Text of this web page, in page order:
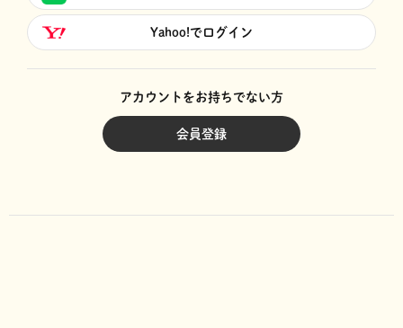
Yahoo!でログイン
アカウントをお持ちでない方
会員登録